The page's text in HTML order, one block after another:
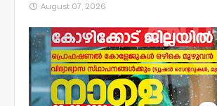
August 07, 2026